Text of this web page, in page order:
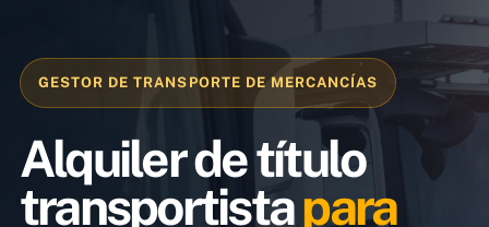
Servicios
Noticias
GESTOR DE TRANSPORTE DE MERCANCÍAS
Alquiler de título
transportistapara